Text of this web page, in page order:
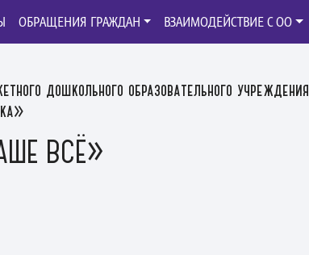
дошкольного образовательного учреждения
ВСЁ»
ОБРАЩЕНИЯ ГРАЖДАН ВЗАИМОДЕЙСТВИЕ С ОО